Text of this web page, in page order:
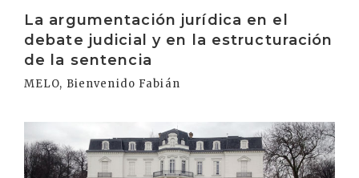
La argumentación jurídica en el
debate judicial y en la estructuración
de la sentencia
MELO, Bienvenido Fabián